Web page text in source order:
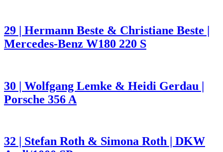
29 | Hermann Beste & Christiane Beste |
Mercedes-Benz W180 220 S
30 | Wolfgang Lemke & Heidi Gerdau |
Porsche 356 A
32 | Stefan Roth & Simona Roth | DKW